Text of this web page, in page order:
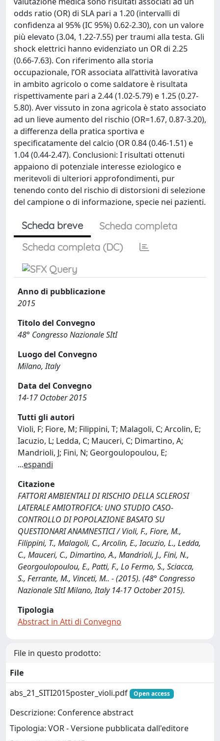
odds ratio (OR) di SLA pari a 1.20 (intervalli di
confidenza al 95% (IC 95%) 0.62-2.30), con un valore
più elevato (3.04, 1.22-7.55) per traumi alla testa. Gli
shock elettrici hanno evidenziato un OR di 2.25
(0.66-7.63). Con riferimento alla storia
occupazionale, l’OR associata all’attività lavorativa
in ambito agricolo o come saldatore è risultata
rispettivamente pari a 2.44 (1.02-5.79) e 1.25 (0.27-
5.80). Aver vissuto in zona agricola è stato associato
ad un lieve aumento del rischio (OR=1.67, 0.87-3.20),
a differenza della pratica sportiva e
specificatamente del calcio (OR 0.84 (0.46-1.51) e
1.04 (0.44-2.47). Conclusioni: I risultati ottenuti
appaiono di potenziale interesse eziologico e
meritevoli di ulteriori approfondimenti, pur
tenendo conto del rischio di distorsioni di selezione
del campione o di informazione, specie nei pazienti.
Scheda breve
Scheda completa
Scheda completa (DC)
Anno di pubblicazione
2015
Titolo del Convegno
48° Congresso Nazionale SItI
Luogo del Convegno
Milano, Italy
Data del Convegno
14-17 October 2015
Tutti gli autori
Violi, F; Fiore, M; Filippini, T; Malagoli, C; Arcolin, E;
Iacuzio, L; Ledda, C; Mauceri, C; Dimartino, A;
Mandrioli, J; Fini, N; Georgoulopoulou, E;
...espandi
Citazione
FATTORI AMBIENTALI DI RISCHIO DELLA SCLEROSI
LATERALE AMIOTROFICA: UNO STUDIO CASO-
CONTROLLO DI POPOLAZIONE BASATO SU
QUESTIONARI ANAMNESTICI / Violi, F., Fiore, M.,
Filippini, T., Malagoli, C., Arcolin, E., Iacuzio, L., Ledda,
C., Mauceri, C., Dimartino, A., Mandrioli, J., Fini, N.,
Georgoulopoulou, E., Patti, F., Lo Fermo, S., Sciacca,
S., Ferrante, M., Vinceti, M.. - (2015). (48° Congresso
Nazionale SItI Milano, Italy 14-17 October 2015).
Tipologia
Abstract in Atti di Convegno
File in questo prodotto:
File
abs_21_SITI2015poster_violi.pdf
Open access
Descrizione: Conference abstract
Tipologia: VOR - Versione pubblicata dall'editore